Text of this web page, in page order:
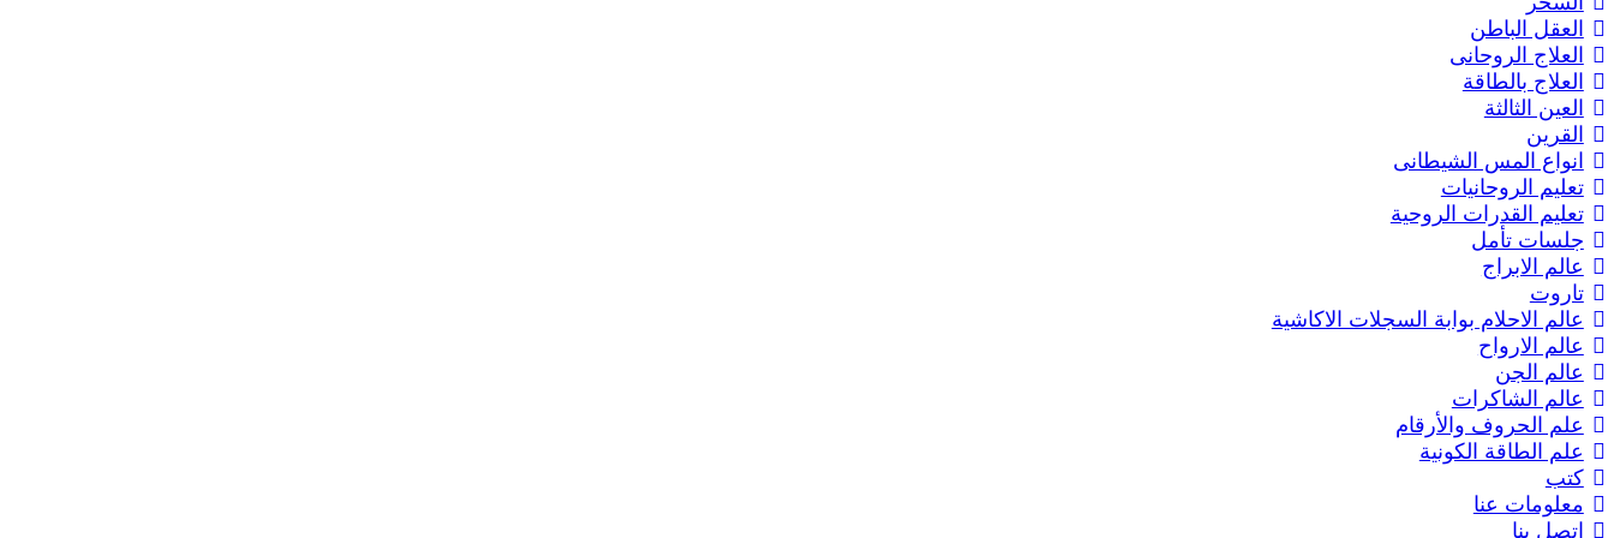
العقل الباطن
العلاج الروحانى
العلاج بالطاقة
العين الثالثة
القرين
انواع المس الشيطانى
تعليم الروحانيات
تعليم القدرات الروحية
جلسات تأمل
عالم الابراج
تاروت
عالم الاحلام بوابة السجلات الاكاشية
عالم الارواح
عالم الجن
عالم الشاكرات
علم الحروف والأرقام
علم الطاقة الكونية
كتب
معلومات عنا
اتصل بنا